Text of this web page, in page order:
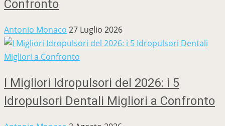
Confronto
Antonio Monaco 27 Luglio 2026
I Migliori Idropulsori del 2026: i 5
Idropulsori Dentali Migliori a Confronto